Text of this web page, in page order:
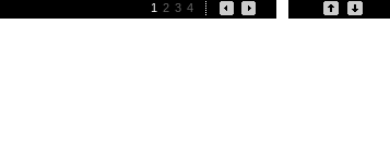
1 2 3 4